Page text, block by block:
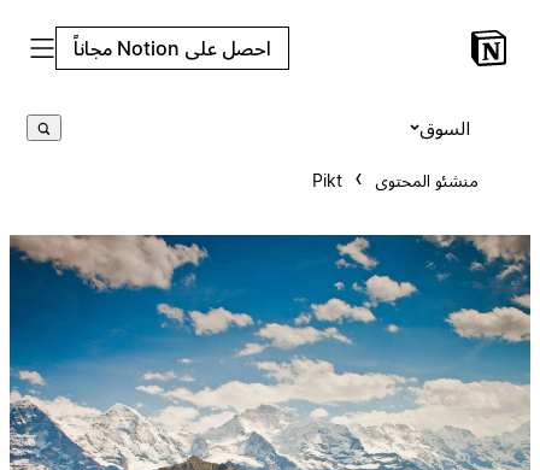
احصل على Notion مجاناً
منشئو المحتوى Pikt